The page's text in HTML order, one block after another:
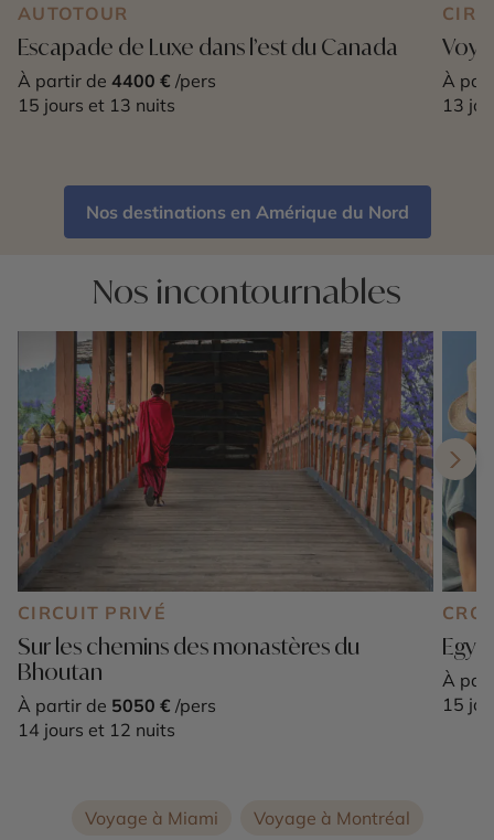
AUTOTOUR
Escapade de Luxe dans l’est du Canada
À partir de 4400 € /pers
15 jours et 13 nuits
À
13
Nos destinations en Amérique du Nord
Nos incontournables
CIRCUIT PRIVÉ
Sur les chemins des monastères du
Bhoutan
À partir de 5050 € /pers
14 jours et 12 nuits
À
15
Voyage à Miami
Voyage à Montréal